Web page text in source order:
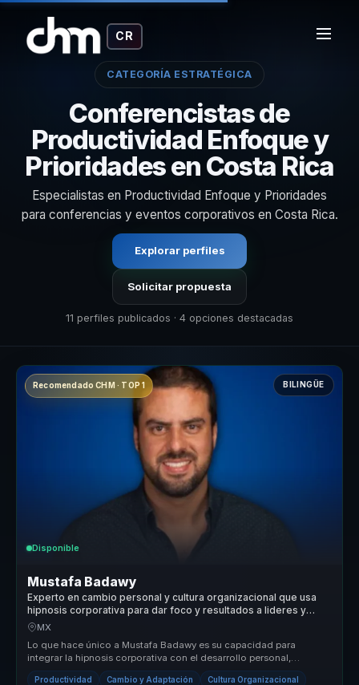
CR
CATEGORÍA ESTRATÉGICA
Conferencistas de
Productividad Enfoque y
Prioridades en Costa Rica
Especialistas en Productividad Enfoque y Prioridades
para conferencias y eventos corporativos en Costa Rica.
Explorar perfiles
Solicitar propuesta
11 perfiles publicados · 4 opciones destacadas
Recomendado CHM · TOP 1 BILINGÜE
Disponible
Mustafa Badawy
Experto en cambio personal y cultura organizacional que usa
hipnosis corporativa para dar foco y resultados a lideres y
equipos.
MX
Lo que hace único a Mustafa Badawy es su capacidad para
integrar la hipnosis corporativa con el desarrollo personal,
ofreciendo un enfoqu...
Productividad Cambio y Adaptación Cultura Organizacional